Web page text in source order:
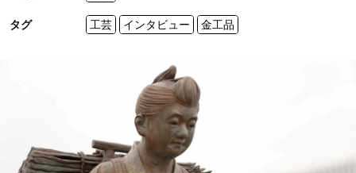
タグ 工芸 インタビュー 金工品